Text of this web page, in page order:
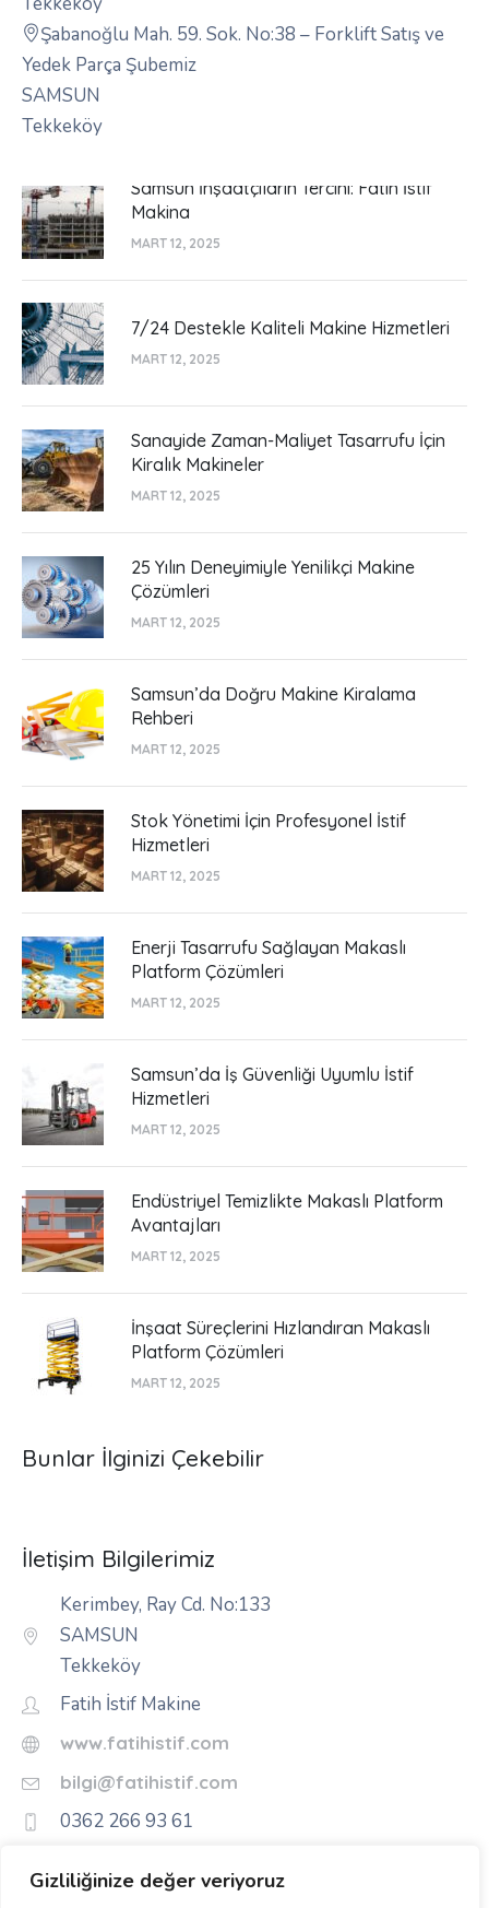
Gizliliğinize değer veriyoruz
Şabanoğlu Mah. 59. Sok. No:38 – Forklift Satış ve
Yedek Parça Şubemiz
SAMSUN
Tekkeköy
Samsun İnşaatçıların Tercihi: Fatih İstif
Makina
MART 12, 2025
7/24 Destekle Kaliteli Makine Hizmetleri
MART 12, 2025
Sanayide Zaman-Maliyet Tasarrufu İçin
Kiralık Makineler
MART 12, 2025
25 Yılın Deneyimiyle Yenilikçi Makine
Çözümleri
MART 12, 2025
Samsun’da Doğru Makine Kiralama
Rehberi
MART 12, 2025
Stok Yönetimi İçin Profesyonel İstif
Hizmetleri
MART 12, 2025
Enerji Tasarrufu Sağlayan Makaslı
Platform Çözümleri
MART 12, 2025
Samsun’da İş Güvenliği Uyumlu İstif
Hizmetleri
MART 12, 2025
Endüstriyel Temizlikte Makaslı Platform
Avantajları
MART 12, 2025
İnşaat Süreçlerini Hızlandıran Makaslı
Platform Çözümleri
MART 12, 2025
Bunlar İlginizi Çekebilir
İletişim Bilgilerimiz
Kerimbey, Ray Cd. No:133
SAMSUN
Tekkeköy
Fatih İstif Makine
www.fatihistif.com
bilgi@fatihistif.com
0362 266 93 61